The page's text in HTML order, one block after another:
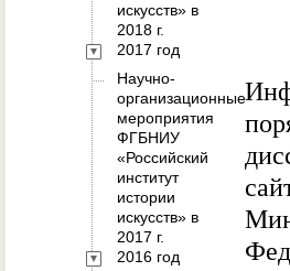
искусств» в
2018 г.
2017 год
Научно-
организационные
мероприятия
ФГБНИУ
«Российский
институт
истории
искусств» в
2017 г.
2016 год